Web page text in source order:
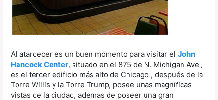
Al atardecer es un buen momento para visitar el John
Hancock Center, situado en el 875 de N. Michigan Ave.,
es el tercer edificio más alto de Chicago , después de la
Torre Willis y la Torre Trump, posee unas magníficas
vistas de la ciudad, ademas de poseer una gran